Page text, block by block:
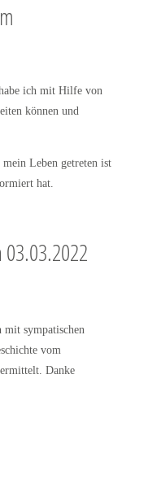
ich mit Hilfe von
können und
Leben getreten ist
hat.
mit sympatischen
vom
Danke